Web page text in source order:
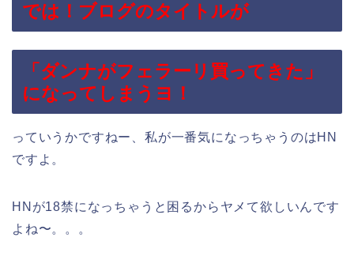
では！ブログのタイトルが
「ダンナがフェラーリ買ってきた」
になってしまうヨ！
っていうかですねー、私が一番気になっちゃうのはHN
ですよ。
HNが18禁になっちゃうと困るからヤメて欲しいんです
よね〜。。。